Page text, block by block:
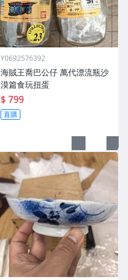
Y0692576392
海賊王喬巴公仔 萬代漂流瓶沙
漠篇食玩扭蛋
$ 799
直購